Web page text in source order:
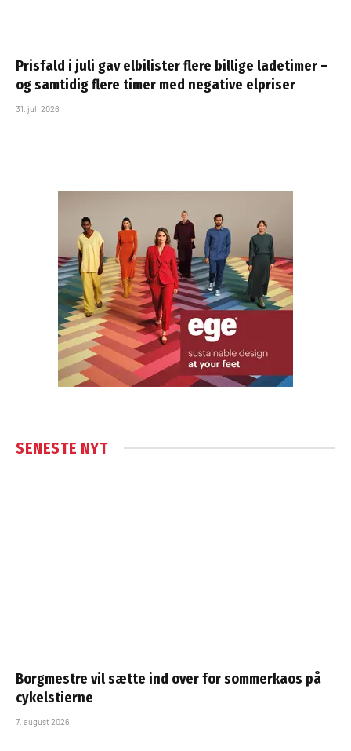
Prisfald i juli gav elbilister flere billige ladetimer –
og samtidig flere timer med negative elpriser
31. juli 2026
SENESTE NYT
Borgmestre vil sætte ind over for sommerkaos på
cykelstierne
7. august 2026